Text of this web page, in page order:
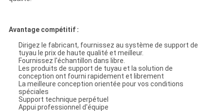
Avantage compétitif :
Dirigez le fabricant, fournissez au système de support de
tuyau le prix de haute qualité et meilleur.
Fournissez l'échantillon dans libre.
Les produits de support de tuyau et la solution de
conception ont fourni rapidement et librement
La meilleure conception orientée pour vos conditions
spéciales
Support technique perpétuel
Appui professionnel d'équipe